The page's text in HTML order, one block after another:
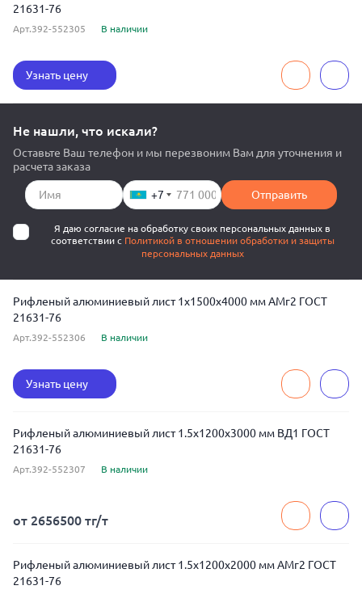
21631-76
Арт.392-552305 В наличии
Узнать цену
Не нашли, что искали?
Оставьте Ваш телефон и мы перезвоним Вам для уточнения и
расчета заказа
+7 Отправить
Я даю согласие на обработку своих персональных данных в
соответствии с Политикой в отношении обработки и защиты
персональных данных
Рифленый алюминиевый лист 1x1500x4000 мм АМг2 ГОСТ
21631-76
Арт.392-552306 В наличии
Узнать цену
Рифленый алюминиевый лист 1.5x1200x3000 мм ВД1 ГОСТ
21631-76
Арт.392-552307 В наличии
от 2656500 тг/т
Рифленый алюминиевый лист 1.5x1200x2000 мм АМг2 ГОСТ
21631-76